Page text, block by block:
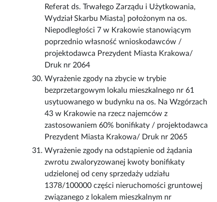
Referat ds. Trwałego Zarządu i Użytkowania,
Wydział Skarbu Miasta] położonym na os.
Niepodległości 7 w Krakowie stanowiącym
poprzednio własność wnioskodawców /
projektodawca Prezydent Miasta Krakowa/
Druk nr 2064
Wyrażenie zgody na zbycie w trybie
bezprzetargowym lokalu mieszkalnego nr 61
usytuowanego w budynku na os. Na Wzgórzach
43 w Krakowie na rzecz najemców z
zastosowaniem 60% bonifikaty / projektodawca
Prezydent Miasta Krakowa/ Druk nr 2065
Wyrażenie zgody na odstąpienie od żądania
zwrotu zwaloryzowanej kwoty bonifikaty
udzielonej od ceny sprzedaży udziału
1378/100000 części nieruchomości gruntowej
związanego z lokalem mieszkalnym nr